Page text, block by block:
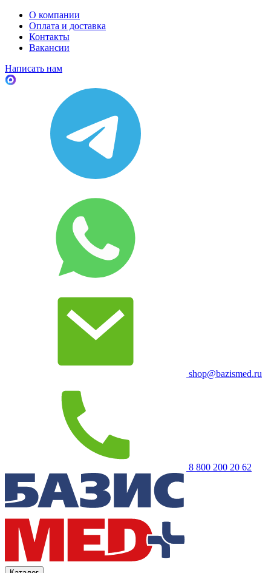
О компании
Оплата и доставка
Контакты
Вакансии
Написать нам
shop@bazismed.ru
8 800 200 20 62